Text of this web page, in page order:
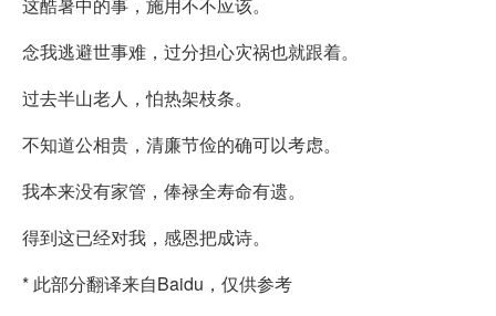
这酷暑中的事，施用不不应该。
念我逃避世事难，过分担心灾祸也就跟着。
过去半山老人，怕热架枝条。
不知道公相贵，清廉节俭的确可以考虑。
我本来没有家管，俸禄全寿命有遗。
得到这已经对我，感恩把成诗。
* 此部分翻译来自Baidu，仅供参考